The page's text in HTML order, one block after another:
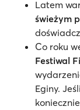
Latem
świeżym
Co roku
Festiwal
Eginy.